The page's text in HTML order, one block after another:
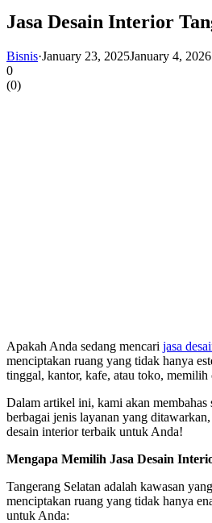
Jasa Desain Interior
Bisnis·January 23, 2025January 4, 2026
0
(0)
Apakah Anda sedang mencari jasa
menciptakan ruang yang tidak hanya
tinggal, kantor, kafe, atau toko, memilih
Dalam artikel ini, kami akan membahas
berbagai jenis layanan yang
desain interior terbaik untuk Anda!
Mengapa Memilih Jasa Desain
Tangerang Selatan adalah kawasan
menciptakan ruang yang tidak hanya
untuk Anda: